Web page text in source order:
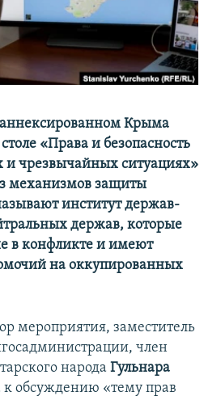
аннексированном Крыма
«Права и безопасность
и чрезвычайных ситуациях»
механизмов защиты
институт держав-
держав, которые
в конфликте и имеют
на оккупированных
мероприятия, заместитель
член
народа Гульнара
обсуждению «тему прав